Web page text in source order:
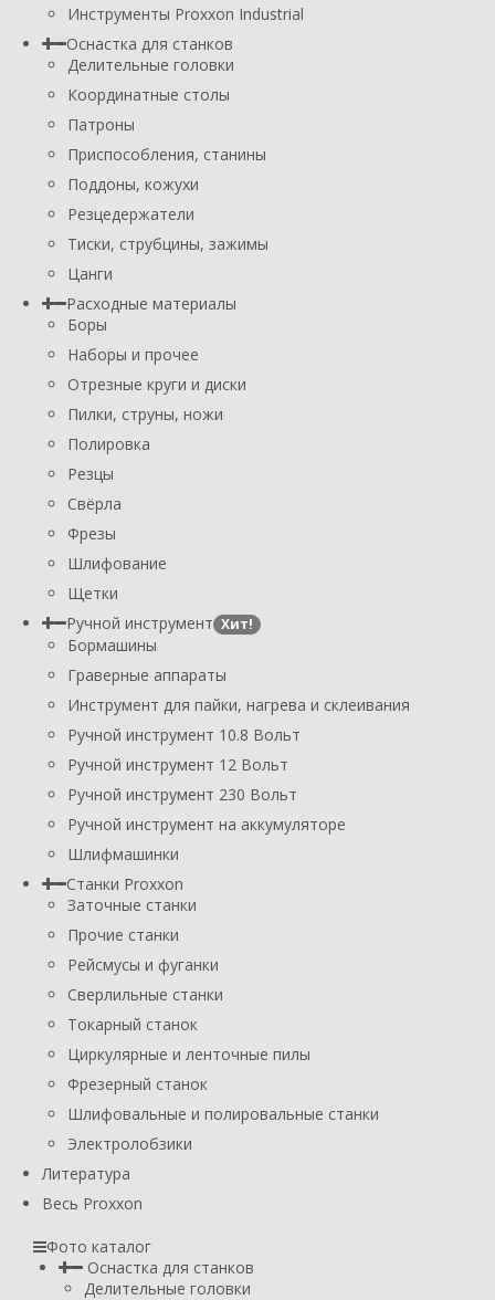
Инструменты Proxxon Industrial
Оснастка для станков
Делительные головки
Координатные столы
Патроны
Приспособления, станины
Поддоны, кожухи
Резцедержатели
Тиски, струбцины, зажимы
Цанги
Расходные материалы
Боры
Наборы и прочее
Отрезные круги и диски
Пилки, струны, ножи
Полировка
Резцы
Свёрла
Фрезы
Шлифование
Щетки
Ручной инструмент Хит!
Бормашины
Граверные аппараты
Инструмент для пайки, нагрева и склеивания
Ручной инструмент 10.8 Вольт
Ручной инструмент 12 Вольт
Ручной инструмент 230 Вольт
Ручной инструмент на аккумуляторе
Шлифмашинки
Станки Proxxon
Заточные станки
Прочие станки
Рейсмусы и фуганки
Сверлильные станки
Токарный станок
Циркулярные и ленточные пилы
Фрезерный станок
Шлифовальные и полировальные станки
Электролобзики
Литература
Весь Proxxon
Фото каталог
Оснастка для станков
Делительные головки